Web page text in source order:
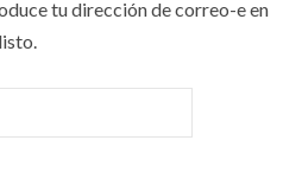
tu dirección de correo-e en